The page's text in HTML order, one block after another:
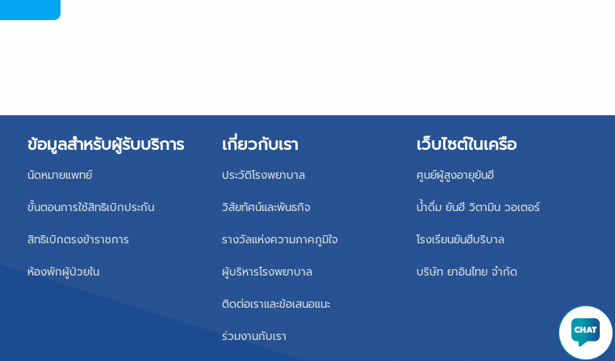
ข้อมูลสำหรับผู้รับบริการ
นัดหมายแพทย์
ขั้นตอนการใช้สิทธิเบิกประกัน
สิทธิเบิกตรงข้าราชการ
ห้องพักผู้ป่วยใน
เกี่ยวกับเรา
ประวัติโรงพยาบาล
วิสัยทัศน์และพันธกิจ
รางวัลแห่งความภาคภูมิใจ
ผู้บริหารโรงพยาบาล
ติดต่อเราและข้อเสนอแนะ
ร่วมงานกับเรา
เว็บไซต์ในเครือ
ศูนย์ผู้สูงอายุยันฮี
น้ำดื่ม ยันฮี วิตามิน วอเตอร์
โรงเรียนยันฮีบริบาล
บริษัท ยาอินไทย จำกัด